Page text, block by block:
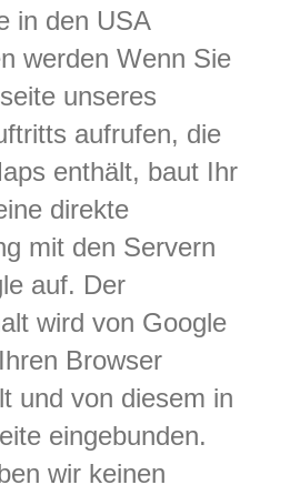
in den USA
werden Wenn Sie
unseres
aufrufen, die
enthält, baut Ihr
direkte
mit den Servern
auf. Der
wird von Google
Browser
und von diesem in
eingebunden.
wir keinen